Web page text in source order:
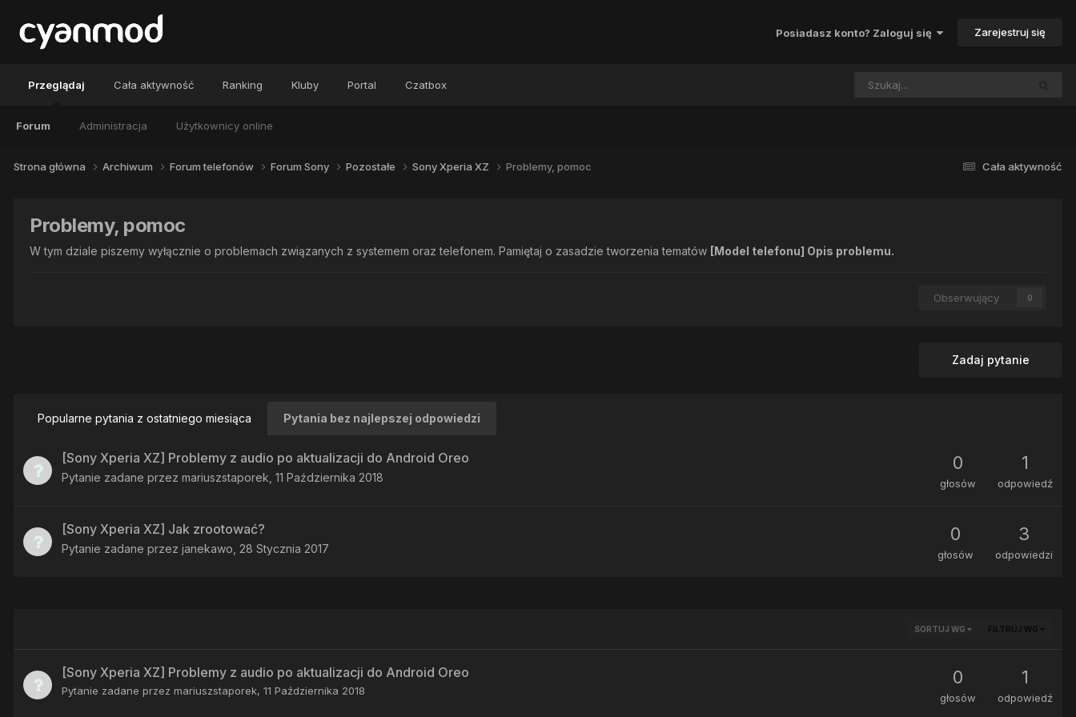
Posiadasz konto? Zaloguj się Zarejestruj się
Przeglądaj
Forum Administracja Użytkownicy online
Cała aktywność Ranking Kluby Portal Czatbox
Cała aktywność
Strona główna Archiwum Forum telefonów Forum Sony Pozostałe Sony Xperia XZ Problemy, pomoc
Problemy, pomoc
W tym dziale piszemy wyłącznie o problemach związanych z systemem oraz telefonem. Pamiętaj o zasadzie tworzenia tematów [Model telefonu] Opis problemu.
Obserwujący 0
Zadaj pytanie
Popularne pytania z ostatniego miesiąca Pytania bez najlepszej odpowiedzi
[Sony Xperia XZ] Problemy z audio po aktualizacji do Android Oreo
Pytanie zadane przez mariuszstaporek 11 Października 2018
0
głosów
1
odpowiedź
[Sony Xperia XZ] Jak zrootować?
Pytanie zadane przez janekawo 28 Stycznia 2017
0
głosów
3
odpowiedzi
SORTUJ WG FILTRUJ WG
[Sony Xperia XZ] Problemy z audio po aktualizacji do Android Oreo
Pytanie zadane przez mariuszstaporek, 11 Października 2018
0
głosów
1
odpowiedź